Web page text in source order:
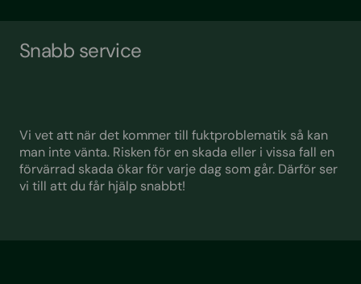
Snabb service
Vi vet att när det kommer till fuktproblematik så kan
man inte vänta. Risken för en skada eller i vissa fall en
förvärrad skada ökar för varje dag som går. Därför ser
vi till att du får hjälp snabbt!